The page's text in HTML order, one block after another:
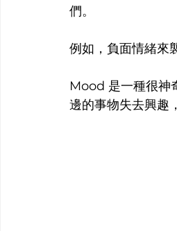
們。
例如，負面情緒來
Mood 是一種很神
邊的事物失去興趣